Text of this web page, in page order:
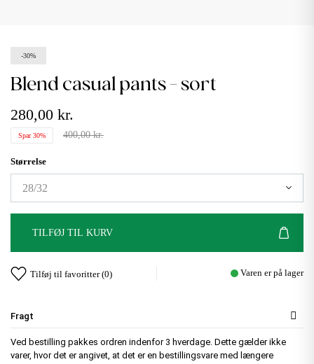
-30%
blend casual pants - sort
280,00 kr.
Spar 30% 400,00 kr.
Størrelse
TILFØJ TIL KURV
Tilføj til favoritter (0) Varen er på lager
Fragt
Ved bestilling pakkes ordren indenfor 3 hverdage. Dette gælder ikke
varer, hvor det er angivet, at det er en bestillingsvare med længere